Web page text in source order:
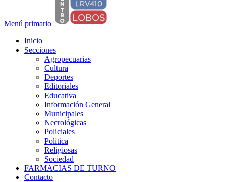
Menú primario
Inicio
Secciones
Agropecuarias
Cultura
Deportes
Editoriales
Educativa
Información General
Municipales
Necrológicas
Policiales
Política
Religiosas
Sociedad
FARMACIAS DE TURNO
Contacto